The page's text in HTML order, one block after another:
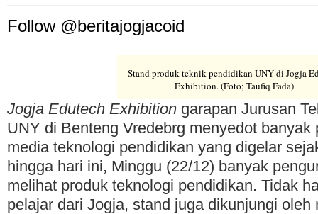
Follow @beritajogjacoid
Stand produk teknik pendidikan UNY di Jogja
Exhibition. (Foto; Taufiq Fada)
Jogja Edutech Exhibition garapan Jurusan
UNY di Benteng Vredebrg menyedot banyak
media teknologi pendidikan yang digelar
hingga hari ini, Minggu (22/12) banyak
melihat produk teknologi pendidikan. Tidak
pelajar dari Jogja, stand juga dikunjungi oleh